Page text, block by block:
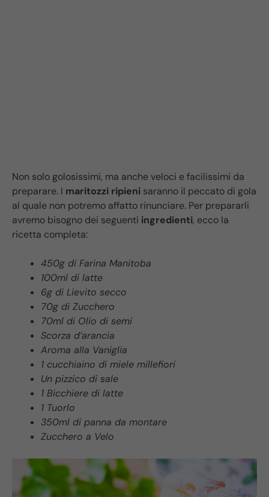
Non solo golosissimi, ma anche veloci e facilissimi da
preparare. I maritozzi ripieni saranno il peccato di gola
al quale non potremo affatto rinunciare. Per prepararli
avremo bisogno dei seguenti ingredienti, ecco la
ricetta completa:
450g di Farina Manitoba
100ml di latte
6g di Lievito secco
70g di Zucchero
70ml di Olio di semi
Scorza d’arancia
Aroma alla Vaniglia
1 cucchiaino di miele millefiori
Un pizzico di sale
1 Bicchiere di latte
1 Tuorlo
350ml di panna da montare
Zucchero a Velo